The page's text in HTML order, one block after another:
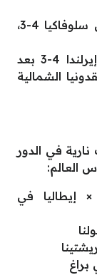
المسار الثالث: كوسوفو تفوقت على سلوفاكيا 4-3،
المسار الرابع: التشيك تغلبت على إيرلندا 4-3 بعد
مقدونيا الشمالية
في الدور
العالم:
× إيطاليا في
براغ